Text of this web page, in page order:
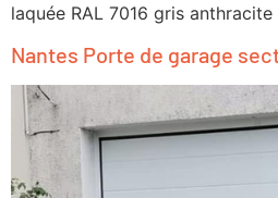
laquée RAL 7016 gris anthracite
Nantes Porte de garage